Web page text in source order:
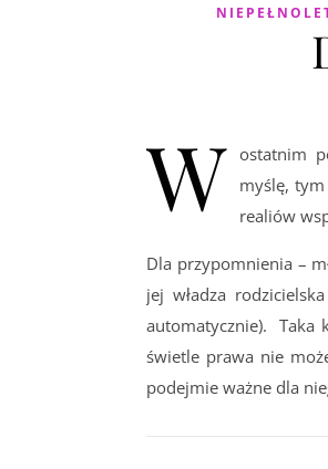
W ostatnim
myślę,
realiów
Dla przypomnienia –
jej władza
automatycznie). Taka
świetle prawa nie
podejmie ważne dla